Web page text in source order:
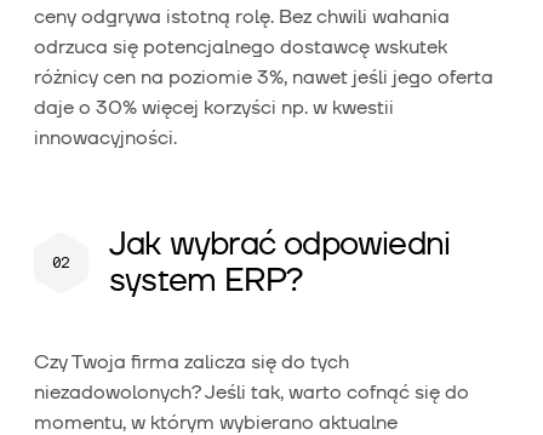
ceny odgrywa istotną rolę. Bez chwili wahania
odrzuca się potencjalnego dostawcę wskutek
różnicy cen na poziomie 3%, nawet jeśli jego oferta
daje o 30% więcej korzyści np. w kwestii
innowacyjności.
Jak wybrać odpowiedni
system ERP?
Czy Twoja firma zalicza się do tych
niezadowolonych? Jeśli tak, warto cofnąć się do
momentu, w którym wybierano aktualne